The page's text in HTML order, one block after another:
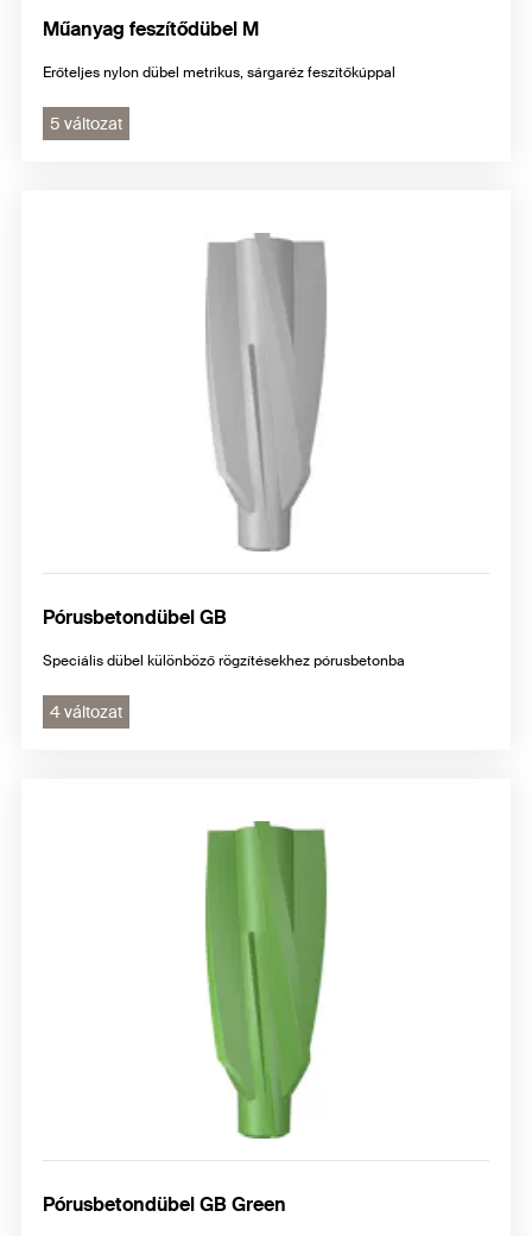
Műanyag feszítődübel M
Erőteljes nylon dübel metrikus, sárgaréz feszítőkúppal
5 változat
Pórusbetondübel GB
Speciális dübel különböző rögzítésekhez pórusbetonba
4 változat
Pórusbetondübel GB Green